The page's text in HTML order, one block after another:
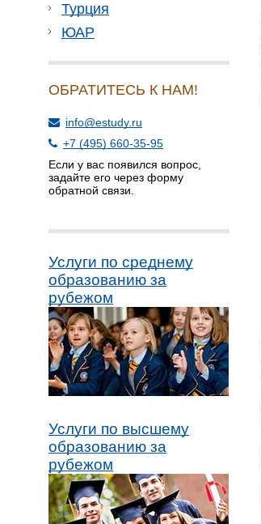
Турция
ЮАР
ОБРАТИТЕСЬ К НАМ!
info@estudy.ru
+7 (495) 660-35-95
Если у вас появился вопрос,
задайте его через форму
обратной связи.
Услуги по среднему
образованию за
рубежом
Услуги по высшему
образованию за
рубежом